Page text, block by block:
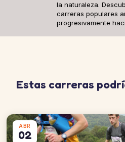
la naturaleza.
carreras populares
progresivamente
Estas carreras
ABR
02